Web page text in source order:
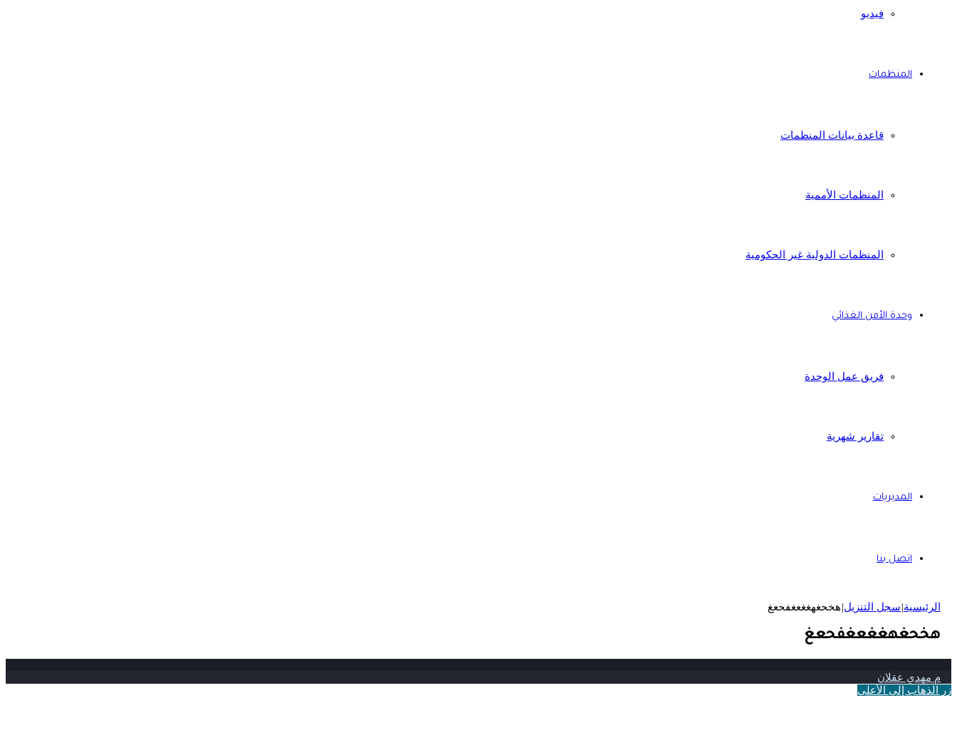
فيديو
المنظمات
قاعدة بيانات المنظمات
المنظمات الأممية
المنظمات الدولية غير الحكومية
وحدة الأمن الغذائي
فريق عمل الوحدة
تقارير شهرية
المديريات
اتصل بنا
الرئيسية|سجل التنزيل|هخحغهغغعغفحعغ
هخحغهغغعغفحعغ
م مهدي عقلان
زر الذهاب إلى الأعلى